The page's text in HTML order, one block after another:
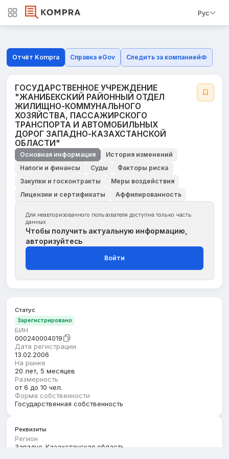
Рус
Отчёт Kompra Справка eGov Следить за компанией
ГОСУДАРСТВЕННОЕ УЧРЕЖДЕНИЕ
"ЖАНИБЕКСКИЙ РАЙОННЫЙ ОТДЕЛ
ЖИЛИЩНО-КОММУНАЛЬНОГО
ХОЗЯЙСТВА, ПАССАЖИРСКОГО
ТРАНСПОРТА И АВТОМОБИЛЬНЫХ
ДОРОГ ЗАПАДНО-КАЗАХСТАНСКОЙ
ОБЛАСТИ"
Основная информация
История изменений
Налоги и финансы
Суды
Факторы риска
Закупки и госконтракты
Меры воздействия
Лицензии и сертификаты
Аффилированность
Для неавторизованного пользователя доступна только часть
данных
Чтобы получить актуальную информацию,
авторизуйтесь
Войти
Статус
Зарегистрировано
БИН
000240004019
Дата регистрации
13.02.2006
На рынке
20 лет, 5 месяцев
Размерность
от 6 до 10 чел.
Форма собственности
Государственная собственность
Реквизиты
Регион
Западно-Казахстанская область